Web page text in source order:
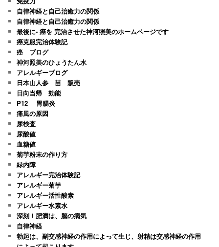
自律神経と自己治癒力の関係
自律神経と自己治癒力の関係
最後に- 癌を 完治させた神河照美のホームページです
癌克服完治体験記
癌 ブログ
神河照美のひょうたん水
アレルギーブログ
日本山人参 苗 販売
日向当帰 効能
P12 胃腸炎
痛風の原因
尿検査
尿酸値
血糖値
菊芋粉末の作り方
緑内障
アレルギー完治体験記
アレルギー菊芋
アレルギー活性酸素
アレルギー水素水
深刻！肥満は、脳の病気
自律神経
勃起は、副交感神経の作用によって生じ、射精は交感神経の作用